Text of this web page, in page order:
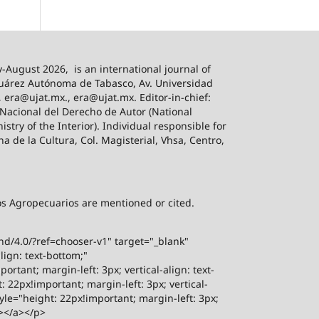
August 2026, is an international journal of
Autónoma de Tabasco, Av. Universidad
era@ujat.mx., era@ujat.mx. Editor-in-chief:
del Derecho de Autor (National
of the Interior). Individual responsible for
de la Cultura, Col. Magisterial, Vhsa, Centro,
Agropecuarios are mentioned or cited.
4.0/?ref=chooser-v1" target="_blank"
text-bottom;"
margin-left: 3px; vertical-align: text-
22px!important; margin-left: 3px; vertical-
22px!important; margin-left: 3px;
a></p>